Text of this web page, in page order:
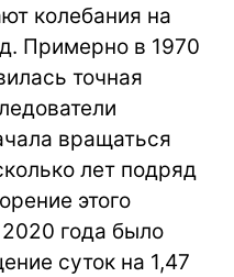
колебания на
Примерно в 1970
точная
вращаться
лет подряд
этого
года было
суток на 1,47